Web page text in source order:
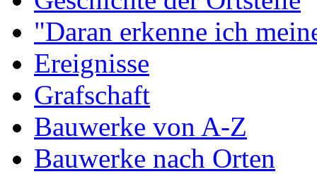
"Daran erkenne ich
Ereignisse
Grafschaft
Bauwerke von A-Z
Bauwerke nach Orten